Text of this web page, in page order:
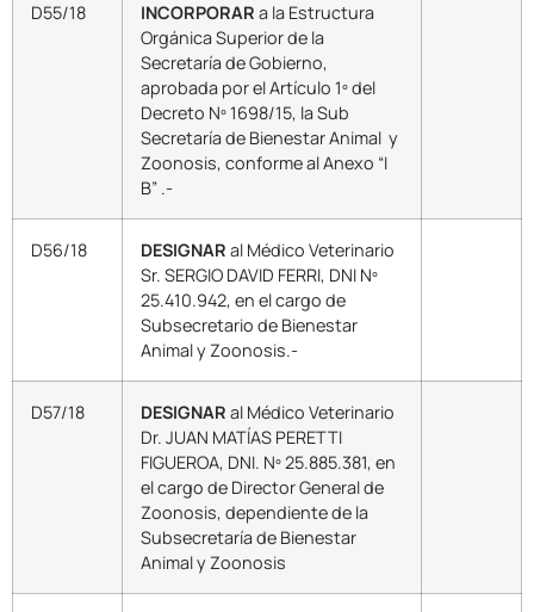
D55/18 INCORPORAR a la Estructura
Orgánica Superior de la
Secretaría de Gobierno,
aprobada por el Artículo 1º del
Decreto Nº 1698/15, la Sub
Secretaría de Bienestar Animal y
Zoonosis, conforme al Anexo “I
B” .-
D56/18 DESIGNAR al Médico Veterinario
Sr. SERGIO DAVID FERRI, DNI Nº
25.410.942, en el cargo de
Subsecretario de Bienestar
Animal y Zoonosis.-
D57/18 DESIGNAR al Médico Veterinario
Dr. JUAN MATÍAS PERETTI
FIGUEROA, DNI. Nº 25.885.381, en
el cargo de Director General de
Zoonosis, dependiente de la
Subsecretaría de Bienestar
Animal y Zoonosis